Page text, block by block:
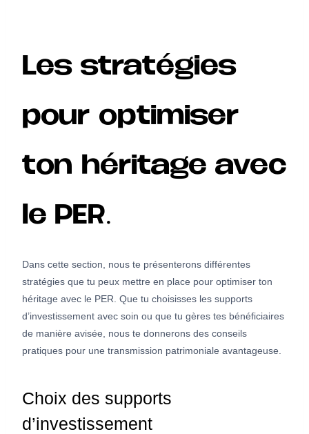
Les stratégies
pour optimiser
ton héritage avec
le PER.
Dans cette section, nous te présenterons différentes
stratégies que tu peux mettre en place pour optimiser ton
héritage avec le PER. Que tu choisisses les supports
d’investissement avec soin ou que tu gères tes bénéficiaires
de manière avisée, nous te donnerons des conseils
pratiques pour une transmission patrimoniale avantageuse.
Choix des supports
d’investissement